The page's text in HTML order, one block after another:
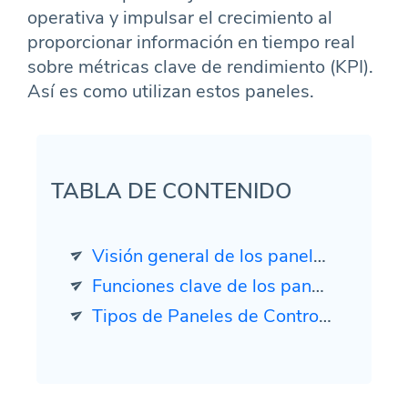
operativa y impulsar el crecimiento al
proporcionar información en tiempo real
sobre métricas clave de rendimiento (KPI).
Así es como utilizan estos paneles.
TABLA DE CONTENIDO
Visión general de los paneles de comercio electrónico
Funciones clave de los paneles de control de comercio electrónico
Tipos de Paneles de Control Utilizados